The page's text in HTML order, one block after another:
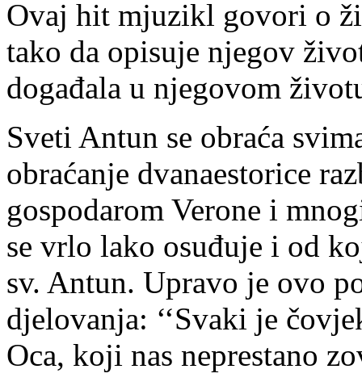
Ovaj hit mjuzikl govori o
tako da opisuje njegov
događala u njegovom
Sveti Antun se obraća
obraćanje dvanaestorice
gospodarom Verone i
se vrlo lako osuđuje i od
sv. Antun. Upravo je ovo
djelovanja: ‘‘Svaki je
Oca, koji nas neprestano